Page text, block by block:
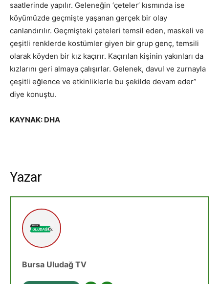
saatlerinde yapılır. Geleneğin ‘çeteler’ kısmında ise
köyümüzde geçmişte yaşanan gerçek bir olay
canlandırılır. Geçmişteki çeteleri temsil eden, maskeli ve
çeşitli renklerde kostümler giyen bir grup genç, temsili
olarak köyden bir kız kaçırır. Kaçırılan kişinin yakınları da
kızlarını geri almaya çalışırlar. Gelenek, davul ve zurnayla
çeşitli eğlence ve etkinliklerle bu şekilde devam eder”
diye konuştu.
KAYNAK: DHA
Yazar
Bursa Uludağ TV